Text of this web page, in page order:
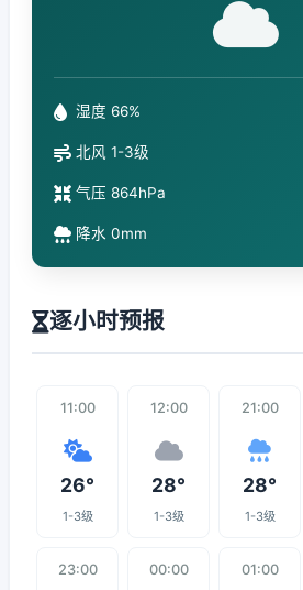
湿度 66%
北风 1-3级
气压 864hPa
降水 0mm
逐小时预报
11:00
26°
1-3级
12:00
28°
1-3级
21:00
28°
1-3级
23:00 00:00 01:00